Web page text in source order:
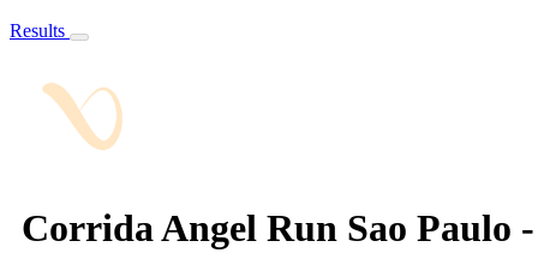
Results
Corrida Angel Run Sao Paulo